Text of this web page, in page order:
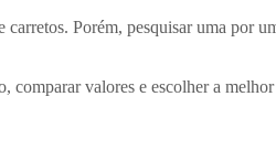
carretos. Porém, pesquisar uma
comparar valores e escolher a